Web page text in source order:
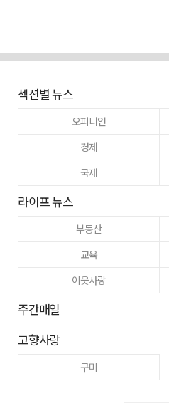
섹션별 뉴스
오피니언
경제
국제
라이프 뉴스
부동산
교육
이웃사랑
주간매일
고향사랑
구미